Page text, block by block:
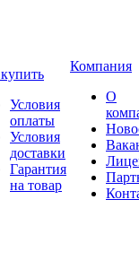
Условия
оплаты
Условия
доставки
Гарантия
на товар
Компания
О